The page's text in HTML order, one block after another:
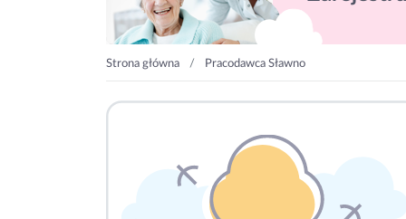
Strona główna Pracodawca Sławno